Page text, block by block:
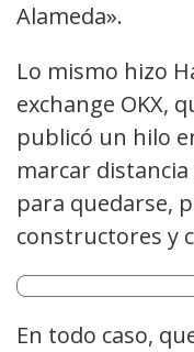
Alameda».
Lo mismo hizo
exchange OKX,
publicó un hilo
marcar distancia
para quedarse,
constructores y
En todo caso,